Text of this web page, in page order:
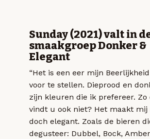
Sunday (2021) valt in
smaakgroep Donker &
Elegant
“Het is een eer mijn
voor te stellen. Dieprood en
zijn kleuren die ik prefereer. Zo
vindt u ook niet? Het maakt mij
doch elegant. Zoals de bieren
degusteer: Dubbel, Bock,